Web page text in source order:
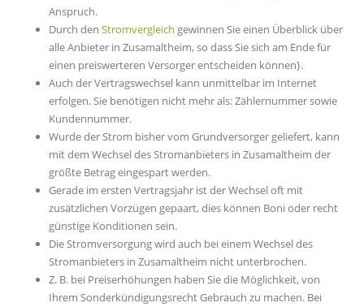
Anspruch.
Durch den Stromvergleich gewinnen Sie einen Überblick über
alle Anbieter in Zusamaltheim, so dass Sie sich am Ende für
einen preiswerteren Versorger entscheiden können}.
Auch der Vertragswechsel kann unmittelbar im Internet
erfolgen. Sie benötigen nicht mehr als: Zählernummer sowie
Kundennummer.
Wurde der Strom bisher vom Grundversorger geliefert, kann
mit dem Wechsel des Stromanbieters in Zusamaltheim der
größte Betrag eingespart werden.
Gerade im ersten Vertragsjahr ist der Wechsel oft mit
zusätzlichen Vorzügen gepaart, dies können Boni oder recht
günstige Konditionen sein.
Die Stromversorgung wird auch bei einem Wechsel des
Stromanbieters in Zusamaltheim nicht unterbrochen.
Z. B. bei Preiserhöhungen haben Sie die Möglichkeit, von
Ihrem Sonderkündigungsrecht Gebrauch zu machen. Bei